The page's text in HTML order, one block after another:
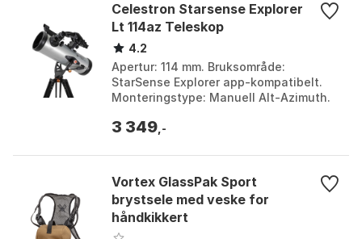
Celestron Starsense Explorer
Lt 114az Teleskop
4.2
Apertur: 114 mm. Bruksområde:
StarSense Explorer app-kompatibelt.
Monteringstype: Manuell Alt-Azimuth.
Størrelse: One Size....
3 349 ,-
Vortex GlassPak Sport
brystsele med veske for
håndkikkert